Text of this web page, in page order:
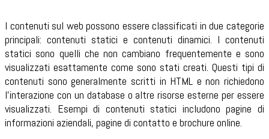
I contenuti sul web possono essere classificati in due categorie
principali: contenuti statici e contenuti dinamici. I contenuti
statici sono quelli che non cambiano frequentemente e sono
visualizzati esattamente come sono stati creati. Questi tipi di
contenuti sono generalmente scritti in HTML e non richiedono
l'interazione con un database o altre risorse esterne per essere
visualizzati. Esempi di contenuti statici includono pagine di
informazioni aziendali, pagine di contatto e brochure online.